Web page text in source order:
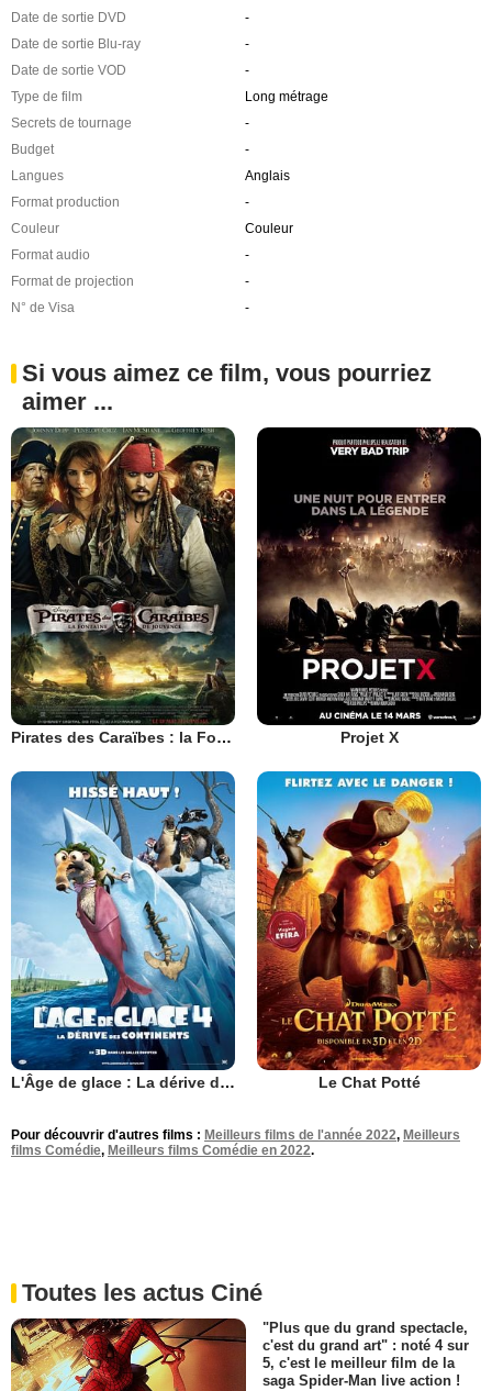
Date de sortie DVD
-
Date de sortie Blu-ray
-
Date de sortie VOD
-
Type de film
Long métrage
Secrets de tournage
-
Budget
-
Langues
Anglais
Format production
-
Couleur
Couleur
Format audio
-
Format de projection
-
N° de Visa
-
Si vous aimez ce film, vous pourriez
aimer ...
Pirates des Caraïbes : la Fontaine de Jouvence Projet X
L'Âge de glace : La dérive des continents Le Chat Potté
Pour découvrir d'autres films : Meilleurs films de l'année 2022, Meilleurs
films Comédie, Meilleurs films Comédie en 2022.
Toutes les actus Ciné
"Plus que du grand spectacle,
c'est du grand art" : noté 4 sur
5, c'est le meilleur film de la
saga Spider-Man live action !